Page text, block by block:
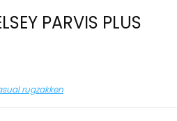
PARVIS PLUS
rugzakken